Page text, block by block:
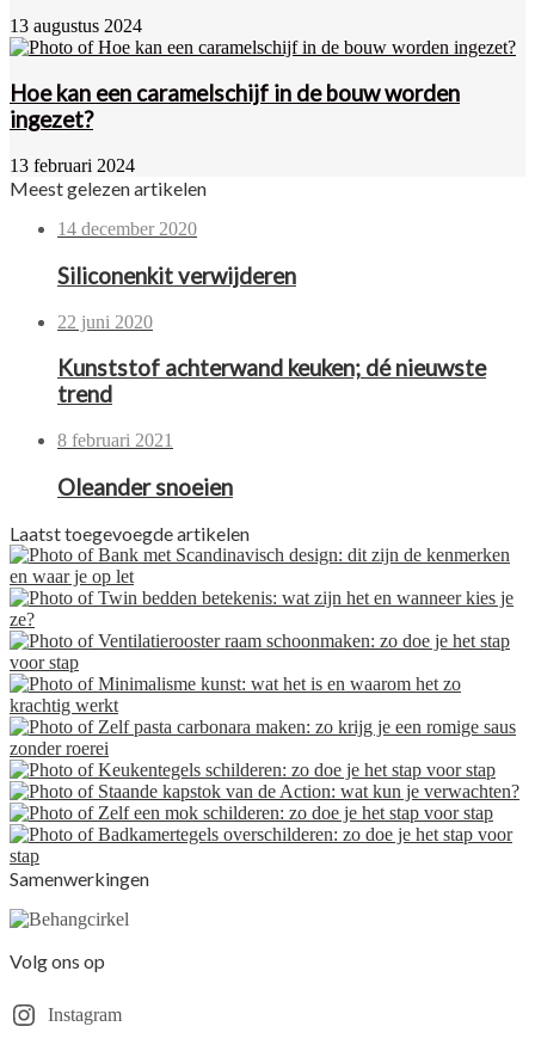
13 augustus 2024
Hoe kan een caramelschijf in de bouw worden
ingezet?
13 februari 2024
Meest gelezen artikelen
14 december 2020
Siliconenkit verwijderen
22 juni 2020
Kunststof achterwand keuken; dé nieuwste
trend
8 februari 2021
Oleander snoeien
Laatst toegevoegde artikelen
Samenwerkingen
Volg ons op
Instagram